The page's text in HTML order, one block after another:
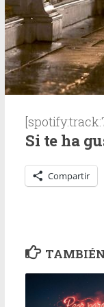
Si te ha
Compartir